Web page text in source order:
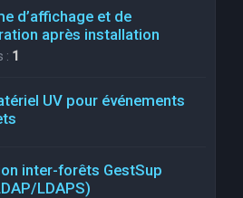
d’affichage et de
après installation
: 1
UV pour événements
inter-forêts GestSup
LDAPS)